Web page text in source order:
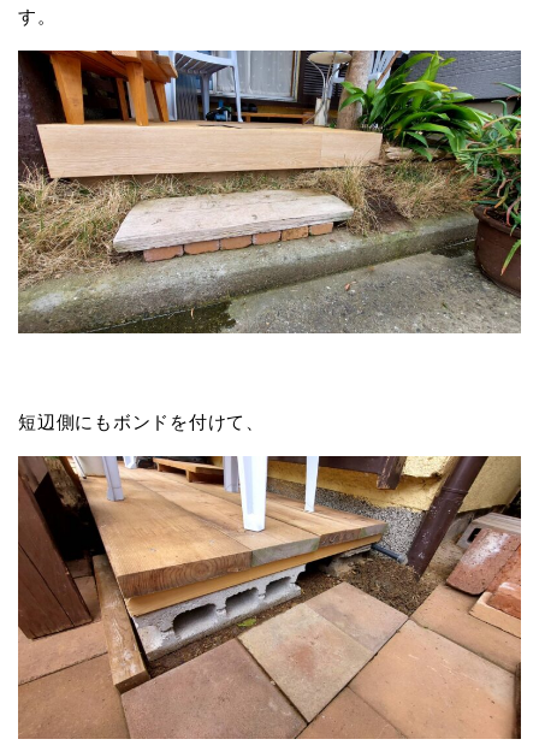
す。
短辺側にもボンドを付けて、